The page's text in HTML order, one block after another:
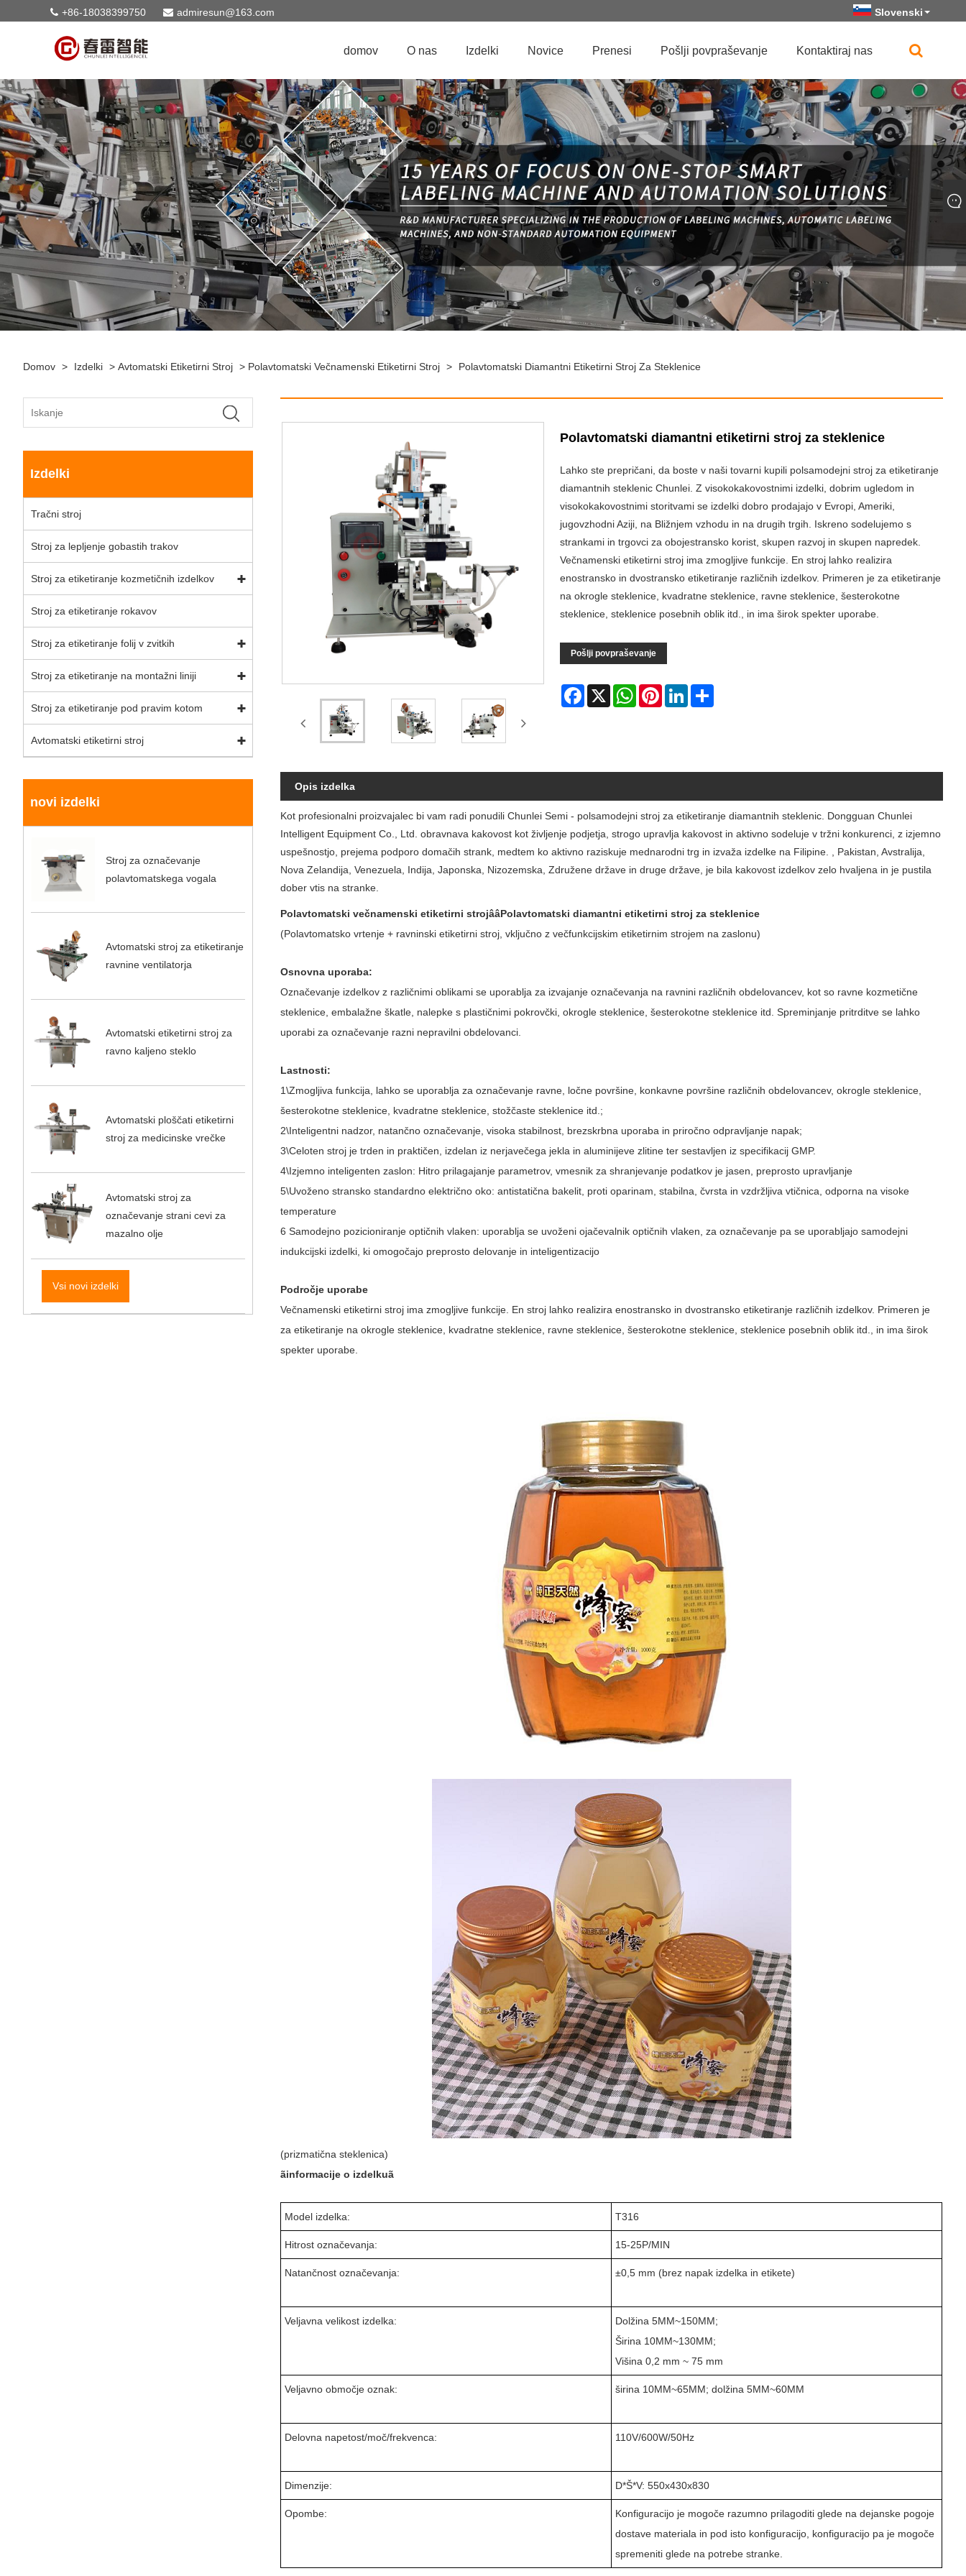
+86-18038399750 admiresun@163.com Slovenski
domov O nas Izdelki Novice Prenesi Pošlji povpraševanje Kontaktiraj nas
Domov > Izdelki > Avtomatski Etiketirni Stroj > Polavtomatski Večnamenski Etiketirni Stroj > Polavtomatski Diamantni Etiketirni Stroj Za Steklenice
Izdelki
Tračni stroj
Stroj za lepljenje gobastih trakov
Stroj za etiketiranje kozmetičnih izdelkov
Stroj za etiketiranje rokavov
Stroj za etiketiranje folij v zvitkih
Stroj za etiketiranje na montažni liniji
Stroj za etiketiranje pod pravim kotom
Avtomatski etiketirni stroj
novi izdelki
Stroj za označevanje
polavtomatskega vogala
Avtomatski stroj za etiketiranje
ravnine ventilatorja
Avtomatski etiketirni stroj za
ravno kaljeno steklo
Avtomatski ploščati etiketirni
stroj za medicinske vrečke
Avtomatski stroj za
označevanje strani cevi za
mazalno olje
Vsi novi izdelki
Polavtomatski diamantni etiketirni stroj za steklenice
Lahko ste prepričani, da boste v naši tovarni kupili polsamodejni stroj za etiketiranje
diamantnih steklenic Chunlei. Z visokokakovostnimi izdelki, dobrim ugledom in
visokokakovostnimi storitvami se izdelki dobro prodajajo v Evropi, Ameriki,
jugovzhodni Aziji, na Bližnjem vzhodu in na drugih trgih. Iskreno sodelujemo s
strankami in trgovci za obojestransko korist, skupen razvoj in skupen napredek.
Večnamenski etiketirni stroj ima zmogljive funkcije. En stroj lahko realizira
enostransko in dvostransko etiketiranje različnih izdelkov. Primeren je za etiketiranje
na okrogle steklenice, kvadratne steklenice, ravne steklenice, šesterokotne
steklenice, steklenice posebnih oblik itd., in ima širok spekter uporabe.
Pošlji povpraševanje
Facebook
X WhatsAppPinterestLinkedIn
Opis izdelka
Kot profesionalni proizvajalec bi vam radi ponudili Chunlei Semi - polsamodejni stroj za etiketiranje diamantnih steklenic. Dongguan Chunlei
Intelligent Equipment Co., Ltd. obravnava kakovost kot življenje podjetja, strogo upravlja kakovost in aktivno sodeluje v tržni konkurenci, z izjemno
uspešnostjo, prejema podporo domačih strank, medtem ko aktivno raziskuje mednarodni trg in izvaža izdelke na Filipine. , Pakistan, Avstralija,
Nova Zelandija, Venezuela, Indija, Japonska, Nizozemska, Združene države in druge države, je bila kakovost izdelkov zelo hvaljena in je pustila
dober vtis na stranke.
Polavtomatski večnamenski etiketirni strojââPolavtomatski diamantni etiketirni stroj za steklenice
(Polavtomatsko vrtenje + ravninski etiketirni stroj, vključno z večfunkcijskim etiketirnim strojem na zaslonu)
Osnovna uporaba:
Označevanje izdelkov z različnimi oblikami se uporablja za izvajanje označevanja na ravnini različnih obdelovancev, kot so ravne kozmetične
steklenice, embalažne škatle, nalepke s plastičnimi pokrovčki, okrogle steklenice, šesterokotne steklenice itd. Spreminjanje pritrditve se lahko
uporabi za označevanje razni nepravilni obdelovanci.
Lastnosti:
1\Zmogljiva funkcija, lahko se uporablja za označevanje ravne, ločne površine, konkavne površine različnih obdelovancev, okrogle steklenice,
šesterokotne steklenice, kvadratne steklenice, stožčaste steklenice itd.;
2\Inteligentni nadzor, natančno označevanje, visoka stabilnost, brezskrbna uporaba in priročno odpravljanje napak;
3\Celoten stroj je trden in praktičen, izdelan iz nerjavečega jekla in aluminijeve zlitine ter sestavljen iz specifikacij GMP.
4\Izjemno inteligenten zaslon: Hitro prilagajanje parametrov, vmesnik za shranjevanje podatkov je jasen, preprosto upravljanje
5\Uvoženo stransko standardno električno oko: antistatična bakelit, proti oparinam, stabilna, čvrsta in vzdržljiva vtičnica, odporna na visoke
temperature
6 Samodejno pozicioniranje optičnih vlaken: uporablja se uvoženi ojačevalnik optičnih vlaken, za označevanje pa se uporabljajo samodejni
indukcijski izdelki, ki omogočajo preprosto delovanje in inteligentizacijo
Področje uporabe
Večnamenski etiketirni stroj ima zmogljive funkcije. En stroj lahko realizira enostransko in dvostransko etiketiranje različnih izdelkov. Primeren je
za etiketiranje na okrogle steklenice, kvadratne steklenice, ravne steklenice, šesterokotne steklenice, steklenice posebnih oblik itd., in ima širok
spekter uporabe.
(prizmatična steklenica)
ãinformacije o izdelkuã
Model izdelka: T316
Hitrost označevanja: 15-25P/MIN
Natančnost označevanja: ±0,5 mm (brez napak izdelka in etikete)
Veljavna velikost izdelka:
Dolžina 5MM~150MM;
Širina 10MM~130MM;
Višina 0,2 mm ~ 75 mm
Veljavno območje oznak: širina 10MM~65MM; dolžina 5MM~60MM
Delovna napetost/moč/frekvenca: 110V/600W/50Hz
Dimenzije: D*Š*V: 550x430x830
Opombe:
Konfiguracijo je mogoče razumno prilagoditi glede na dejanske pogoje
dostave materiala in pod isto konfiguracijo, konfiguracijo pa je mogoče
spremeniti glede na potrebe stranke.